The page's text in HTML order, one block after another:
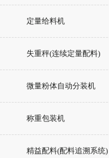
定量给料机
失重秤(连续定量配料)
微量粉体自动分装机
称重包装机
精益配料(配料追溯系统)